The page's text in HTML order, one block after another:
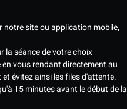
site ou application mobile,
la séance de votre choix
vous rendant directement au
évitez ainsi les files d'attente.
15 minutes avant le début de la